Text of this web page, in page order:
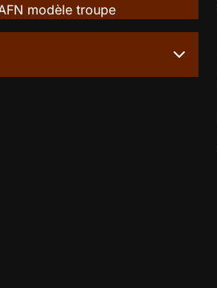
modèle troupe